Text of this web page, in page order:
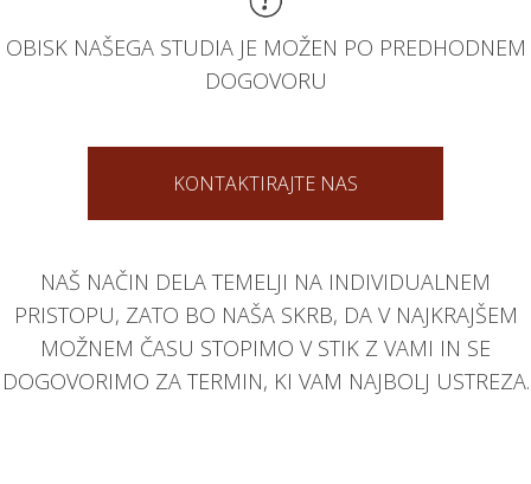
OBISK NAŠEGA STUDIA JE MOŽEN PO PREDHODNEM
DOGOVORU
KONTAKTIRAJTE NAS
NAŠ NAČIN DELA TEMELJI NA INDIVIDUALNEM
PRISTOPU, ZATO BO NAŠA SKRB, DA V NAJKRAJŠEM
MOŽNEM ČASU STOPIMO V STIK Z VAMI IN SE
DOGOVORIMO ZA TERMIN, KI VAM NAJBOLJ USTREZA.